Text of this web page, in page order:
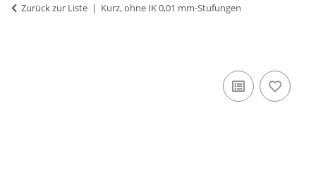
Zurück zur Liste Kurz, ohne IK 0,01 mm-Stufungen